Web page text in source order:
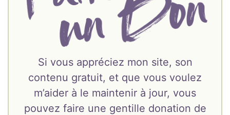
Si vous appréciez mon site, son
contenu gratuit, et que vous voulez
m’aider à le maintenir à jour, vous
pouvez faire une gentille donation de